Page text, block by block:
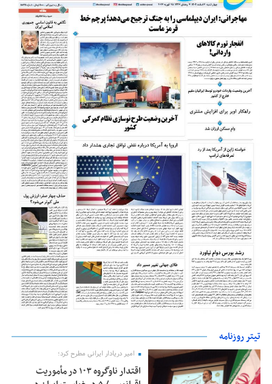
تیتر روزنامه
امیر دریادار ایرانی مطرح کرد؛
اقتدار ناوگروه ۱۰۳ در مأموریت‌